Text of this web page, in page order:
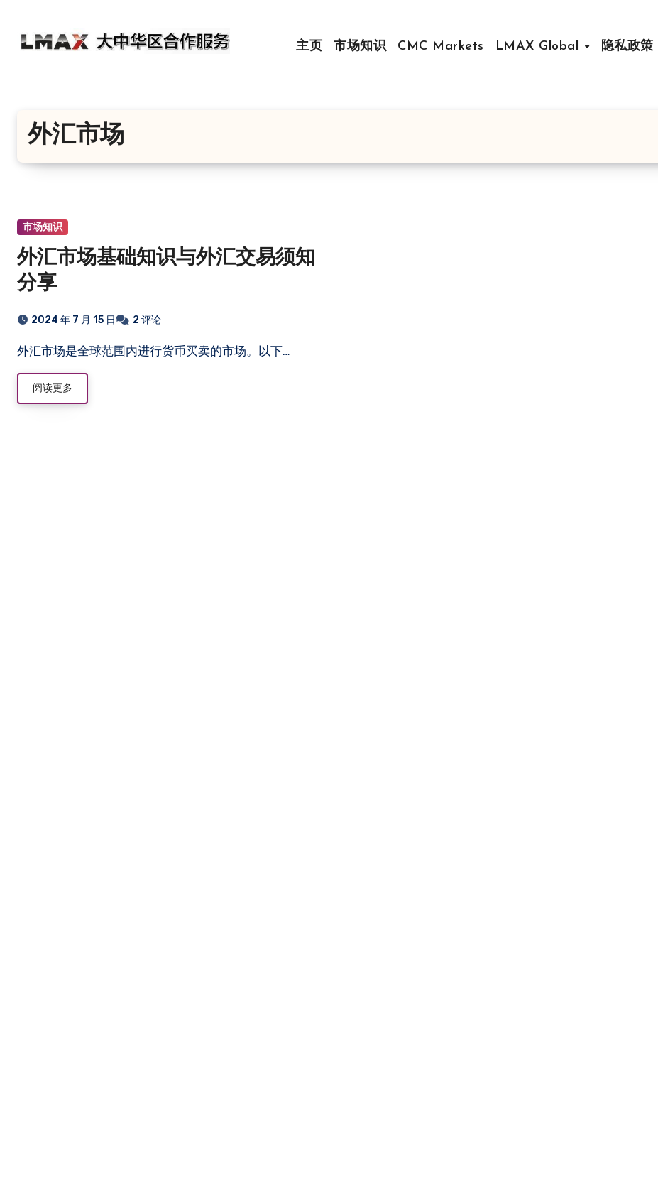
主页 市场知识 CMC Markets LMAX Global 隐私政策
外汇市场
市场知识
外汇市场基础知识与外汇交易须知
分享
2024 年 7 月 15 日 2 评论
外汇市场是全球范围内进行货币买卖的市场。以下…
阅读更多